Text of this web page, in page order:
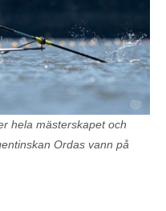
hela mästerskapet och
Ordas vann på